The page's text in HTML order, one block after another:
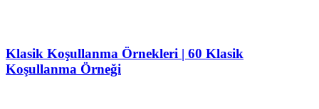
Klasik Koşullanma Örnekleri | 60 Klasik
Koşullanma Örneği